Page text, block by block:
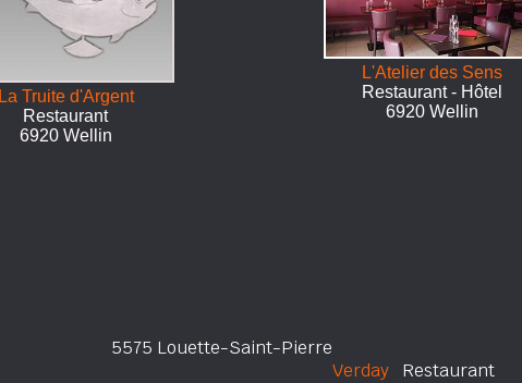
La Truite d'Argent
Restaurant
6920 Wellin
L'Atelier des Sens
Restaurant - Hôtel
6920 Wellin
5575 Louette-Saint-Pierre
Verday Restaurant